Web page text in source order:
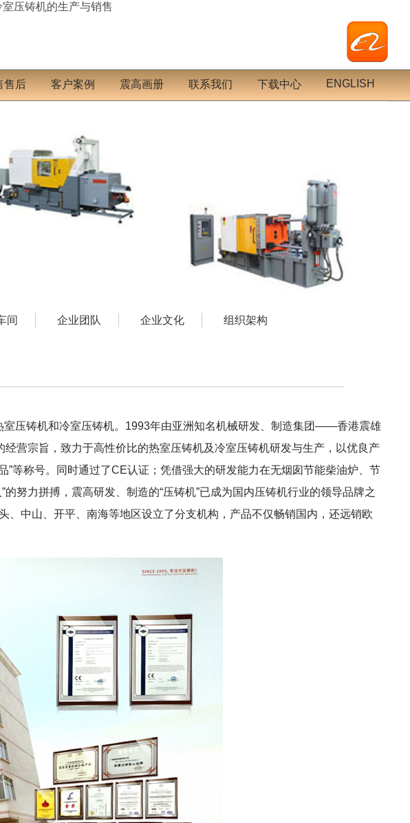
压铸机的生产与销售
售后 客户案例 震高画册 联系我们 下载中心 ENGLISH
间 企业团队 企业文化 组织架构
压铸机和冷室压铸机。1993年由亚洲知名机械研发、制造集团——香港震雄
营宗旨，致力于高性价比的热室压铸机及冷室压铸机研发与生产，以优良产
”等称号。同时通过了CE认证；凭借强大的研发能力在无烟囱节能柴油炉、节
努力拼搏，震高研发、制造的“压铸机”已成为国内压铸机行业的领导品牌之
中山、开平、南海等地区设立了分支机构，产品不仅畅销国内，还远销欧